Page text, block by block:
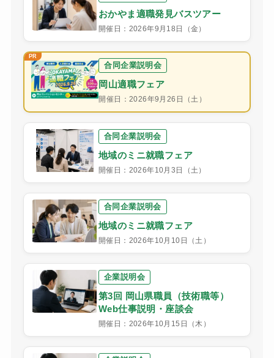
おかやま適職発見バスツアー
開催日：2026年9月18日（金）
合同企業説明会
岡山適職フェア
開催日：2026年9月26日（土）
合同企業説明会
地域のミニ就職フェア
開催日：2026年10月3日（土）
合同企業説明会
地域のミニ就職フェア
開催日：2026年10月10日（土）
企業説明会
第3回 岡山県職員（技術職等）
Web仕事説明・座談会
開催日：2026年10月15日（木）